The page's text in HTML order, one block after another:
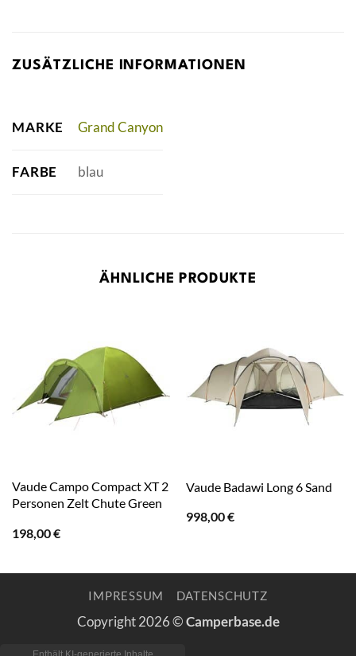
ZUSÄTZLICHE INFORMATIONEN
MARKE Grand Canyon
FARBE blau
ÄHNLICHE PRODUKTE
Vaude Campo Compact XT 2
Personen Zelt Chute Green
198,00€
Vaude Badawi Long 6 Sand
998,00€
IMPRESSUM DATENSCHUTZ
Copyright 2026 ©Camperbase.de